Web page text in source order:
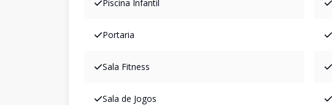
Piscina Infantil
Portaria
Sala Fitness
Sala de Jogos